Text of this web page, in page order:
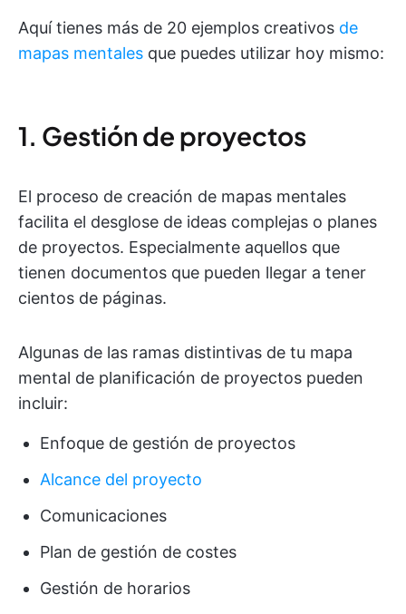
Aquí tienes más de 20 ejemplos creativos de
mapas mentales que puedes utilizar hoy mismo:
1. Gestión de proyectos
El proceso de creación de mapas mentales
facilita el desglose de ideas complejas o planes
de proyectos. Especialmente aquellos que
tienen documentos que pueden llegar a tener
cientos de páginas.
Algunas de las ramas distintivas de tu mapa
mental de planificación de proyectos pueden
incluir:
Enfoque de gestión de proyectos
Alcance del proyecto
Comunicaciones
Plan de gestión de costes
Gestión de horarios